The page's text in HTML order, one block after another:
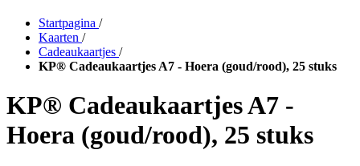
Startpagina /
Kaarten /
Cadeaukaartjes /
KP® Cadeaukaartjes A7 - Hoera (goud/rood), 25 stuks
KP® Cadeaukaartjes A7 -
Hoera (goud/rood), 25 stuks